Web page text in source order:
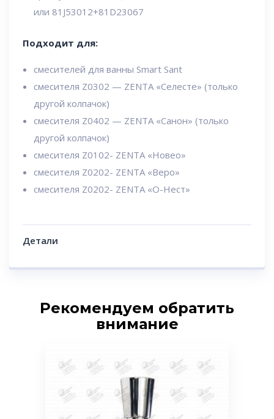
или 81J53012+81D23067
Подходит для:
смесителей для ванны Smart Sant
смесителя Z0302 — ZENTA «Селесте» (только
другой колпачок)
смесителя Z0402 — ZENTA «Санон» (только
другой колпачок)
смесителя Z0102- ZENTA «Новео»
смесителя Z0202- ZENTA «Веро»
смесителя Z0202- ZENTA «О-Нест»
Детали
Рекомендуем обратить
внимание